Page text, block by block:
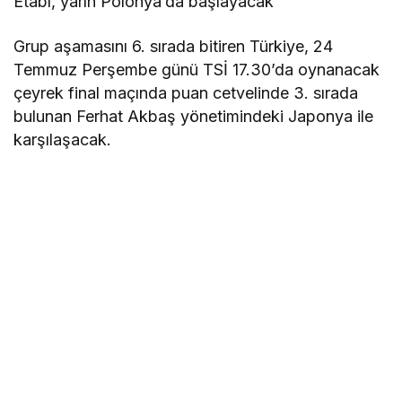
Grup aşamasını 6. sırada bitiren Türkiye, 24
Temmuz Perşembe günü TSİ 17.30’da oynanacak
çeyrek final maçında puan cetvelinde 3. sırada
bulunan Ferhat Akbaş yönetimindeki Japonya ile
karşılaşacak.